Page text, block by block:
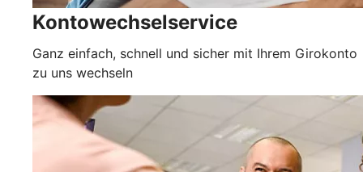
Kontowechselservice
Ganz einfach, schnell und sicher mit Ihrem Girokonto
zu uns wechseln